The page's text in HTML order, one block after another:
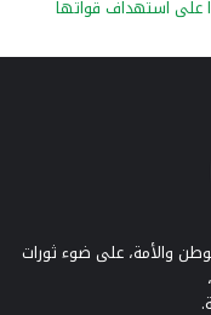
على استهداف قواتها
والأمة، على ضوء ثورات